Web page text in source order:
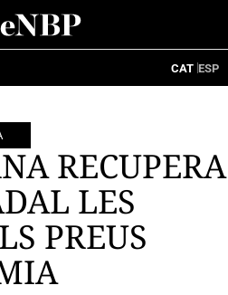
CAT ESP
RECUPERA
LES
PREUS